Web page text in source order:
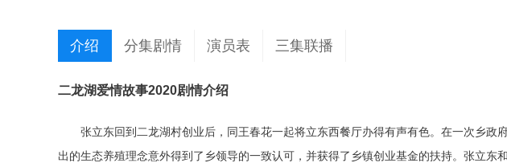
介绍 分集剧情 演员表 三集联播
二龙湖爱情故事2020剧情介绍
张立东回到二龙湖村创业后，同王春花一起将立东西餐厅办得有声有色。在一次乡政
出的生态养殖理念意外得到了乡领导的一致认可，并获得了乡镇创业基金的扶持。张立东